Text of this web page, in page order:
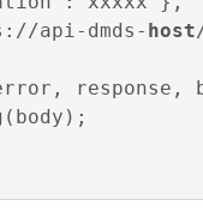
api-dmds-
host
response,